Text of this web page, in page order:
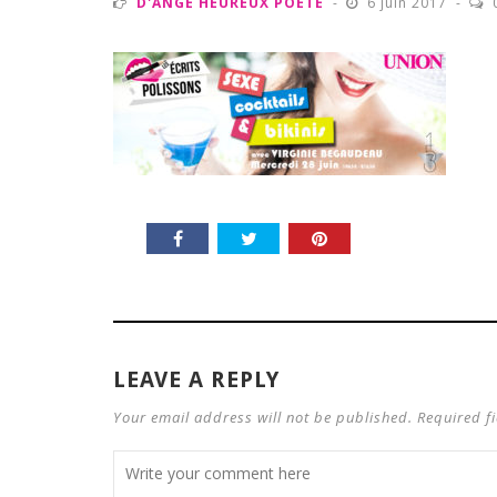
LEAVE A REPLY
Your email address will not be published. Required